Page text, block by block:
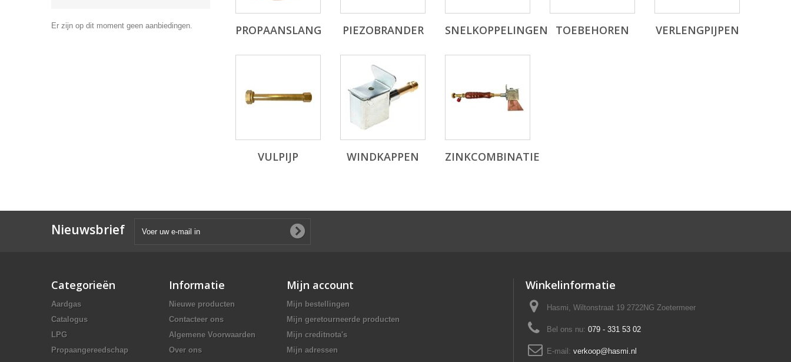
Er zijn op dit moment geen aanbiedingen. PROPAANSLANG PIEZOBRANDER SNELKOPPELINGEN TOEBEHOREN VERLENGPIJPEN
VULPIJP WINDKAPPEN ZINKCOMBINATIE
Nieuwsbrief
Categorieën
Aardgas
Catalogus
LPG
Propaangereedschap
Informatie
Nieuwe producten
Contacteer ons
Algemene Voorwaarden
Over ons
Mijn account
Mijn bestellingen
Mijn geretourneerde producten
Mijn creditnota's
Mijn adressen
Winkelinformatie
Hasmi, Wiltonstraat 19 2722NG Zoetermeer
Bel ons nu: 079 - 331 53 02
E-mail: verkoop@hasmi.nl